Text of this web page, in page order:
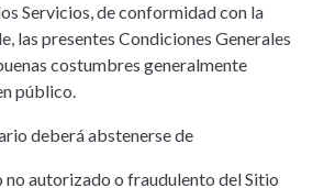
Servicios, de conformidad con la
las presentes Condiciones Generales
costumbres generalmente
público.
deberá abstenerse de
no autorizado o fraudulento del Sitio